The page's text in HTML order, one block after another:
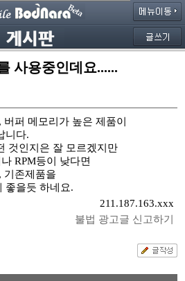
사용중인데요......
퍼 메모리가 높은 제품이
니다.
것인지은 잘 모르겠지만
RPM등이 낮다면
기존제품을
좋을듯 하네요.
211.187.163.xxx
불법 광고글 신고하기